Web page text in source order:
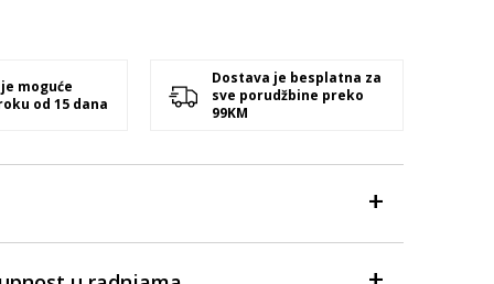
moguće
od 15 dana
Dostava je besplatna za
sve porudžbine preko
99KM